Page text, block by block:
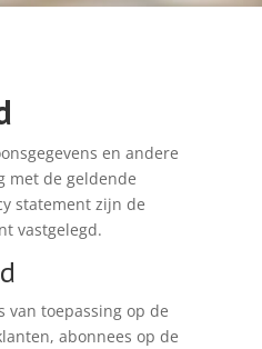
en andere
met de geldende
statement zijn de
vastgelegd.
van toepassing op de
abonnees op de